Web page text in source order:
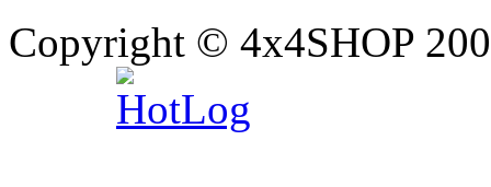
Copyright © 4x4SHOP